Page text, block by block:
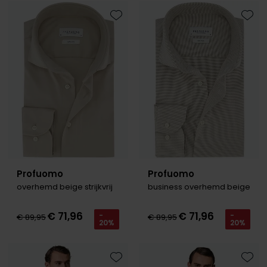
Profuomo
overhemd beige strijkvrij
€ 89,95€ 71,96 -
20%
Toevoegen aan favorieten
Profuomo
business overhemd beige
€ 89,95€ 71,96 -
20%